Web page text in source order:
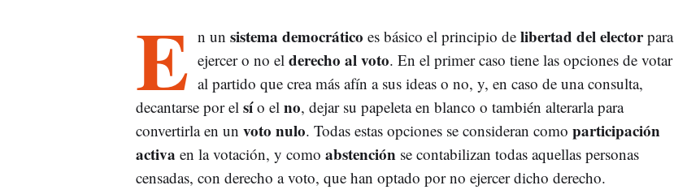
E n un sistema democrático es básico el principio de libertad del electorpara
ejercer o no el derecho al voto. En el primer caso tiene las opciones de votar
al partido que crea más afín a sus ideas o no, y, en caso de una consulta,
decantarse por el sío el no, dejar su papeleta en blanco o también alterarla para
convertirla en un voto nulo. Todas estas opciones se consideran como participación
activa en la votación, y como abstenciónse contabilizan todas aquellas personas
censadas, con derecho a voto, que han optado por no ejercer dicho derecho.